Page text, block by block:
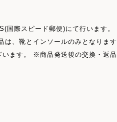
国際スピード郵便)にて行います
、靴とインソールのみとなりま
ます。 ※商品発送後の交換・返